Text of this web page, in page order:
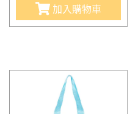
加入購物車